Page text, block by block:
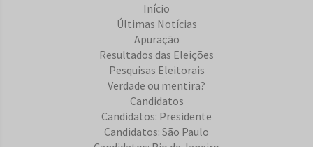
Início
Últimas Notícias
Apuração
Resultados das Eleições
Pesquisas Eleitorais
Verdade ou mentira?
Candidatos
Candidatos: Presidente
Candidatos: São Paulo